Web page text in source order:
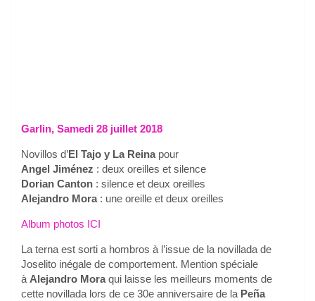
Garlin, Samedi 28 juillet 2018
Novillos d’El Tajo y La Reinapour
Angel Jiménez : deux oreilles et silence
Dorian Canton : silence et deux oreilles
Alejandro Mora: une oreille et deux oreilles
Album photos ICI
La terna est sorti a hombros à l’issue de la novillada de
Joselito inégale de comportement. Mention spéciale
à Alejandro Moraqui laisse les meilleurs moments de
cette novillada lors de ce 30e anniversaire de la Peña